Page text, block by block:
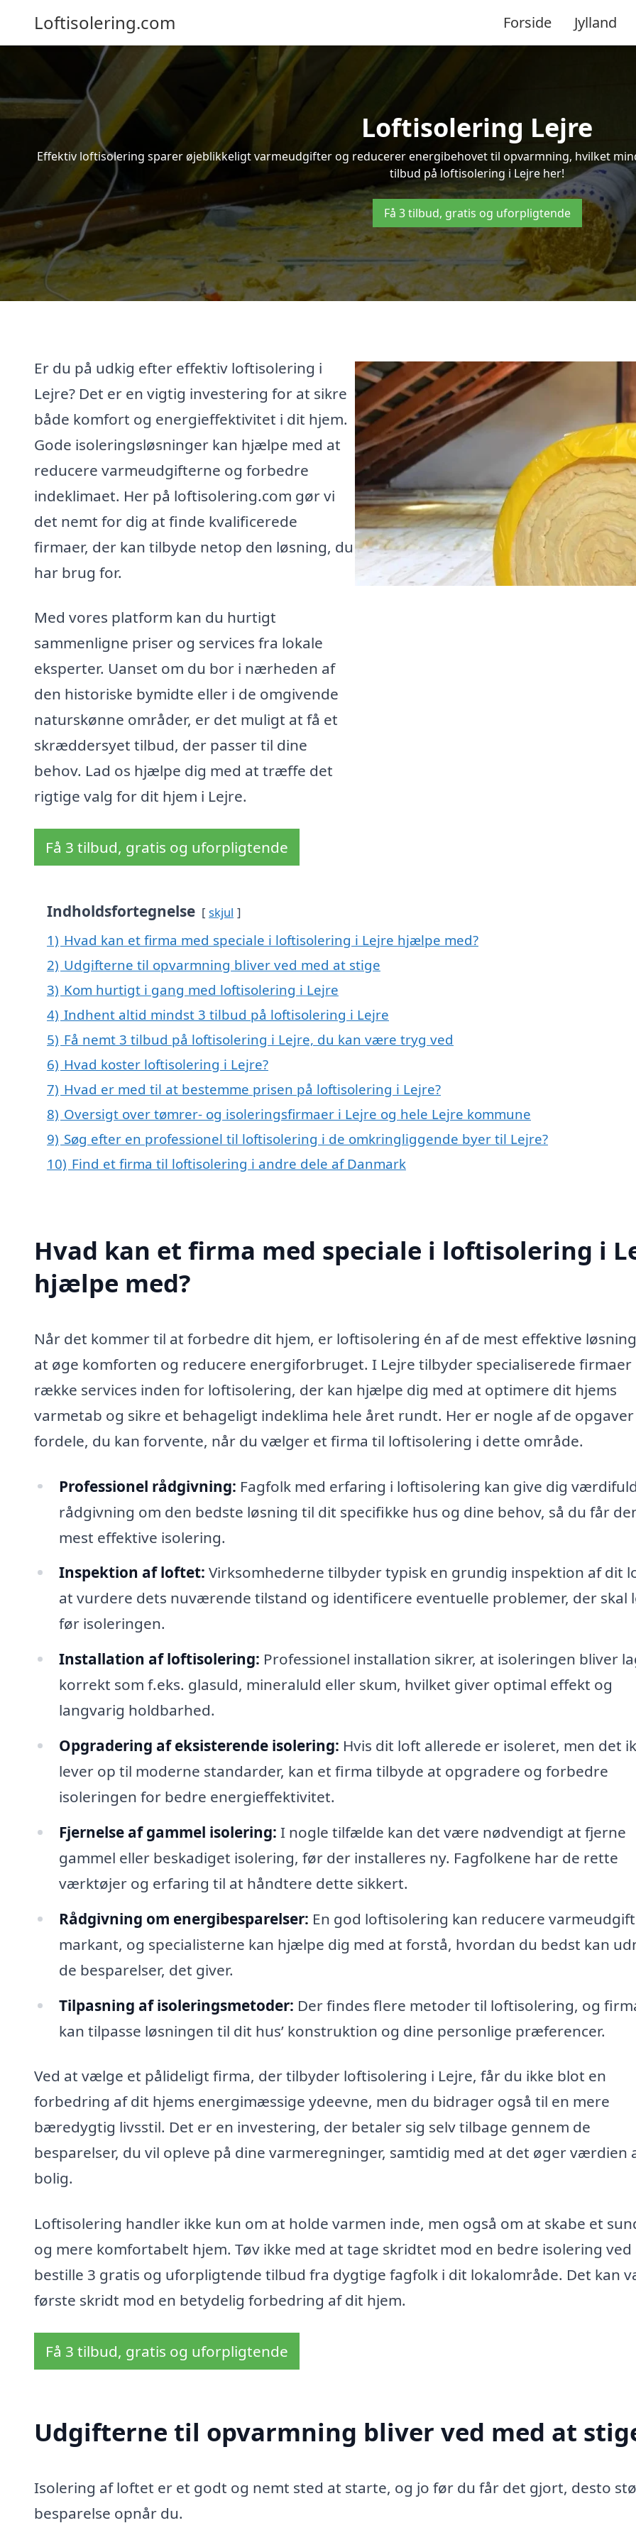
Loftisolering.com Forside Jylland
Loftisolering Lejre
Effektiv loftisolering sparer øjeblikkeligt varmeudgifter og reducerer energibehovet til opvarmning, hvilket
tilbud på loftisolering i Lejre her!
Få 3 tilbud, gratis og uforpligtende
Er du på udkig efter effektiv loftisolering i
Lejre? Det er en vigtig investering for at sikre
både komfort og energieffektivitet i dit hjem.
Gode isoleringsløsninger kan hjælpe med at
reducere varmeudgifterne og forbedre
indeklimaet. Her på loftisolering.com gør vi
det nemt for dig at finde kvalificerede
firmaer, der kan tilbyde netop den løsning, du
har brug for.
Med vores platform kan du hurtigt
sammenligne priser og services fra lokale
eksperter. Uanset om du bor i nærheden af
den historiske bymidte eller i de omgivende
naturskønne områder, er det muligt at få et
skræddersyet tilbud, der passer til dine
behov. Lad os hjælpe dig med at træffe det
rigtige valg for dit hjem i Lejre.
Få 3 tilbud, gratis og uforpligtende
Indholdsfortegnelse skjul
1) Hvad kan et firma med speciale i loftisolering i Lejre hjælpe med?
2) Udgifterne til opvarmning bliver ved med at stige
3) Kom hurtigt i gang med loftisolering i Lejre
4) Indhent altid mindst 3 tilbud på loftisolering i Lejre
5) Få nemt 3 tilbud på loftisolering i Lejre, du kan være tryg ved
6) Hvad koster loftisolering i Lejre?
7) Hvad er med til at bestemme prisen på loftisolering i Lejre?
8) Oversigt over tømrer- og isoleringsfirmaer i Lejre og hele Lejre kommune
9) Søg efter en professionel til loftisolering i de omkringliggende byer til Lejre?
10) Find et firma til loftisolering i andre dele af Danmark
Hvad kan et firma med speciale i loftisolering i
hjælpe med?
Når det kommer til at forbedre dit hjem, er loftisolering én af de mest effektive
at øge komforten og reducere energiforbruget. I Lejre tilbyder specialiserede firmaer
række services inden for loftisolering, der kan hjælpe dig med at optimere dit hjems
varmetab og sikre et behageligt indeklima hele året rundt. Her er nogle af de
fordele, du kan forvente, når du vælger et firma til loftisolering i dette område.
Professionel rådgivning: Fagfolk med erfaring i loftisolering kan give dig
rådgivning om den bedste løsning til dit specifikke hus og dine behov, så du får
mest effektive isolering.
Inspektion af loftet: Virksomhederne tilbyder typisk en grundig inspektion af dit
at vurdere dets nuværende tilstand og identificere eventuelle problemer, der skal
før isoleringen.
Installation af loftisolering: Professionel installation sikrer, at isoleringen bliver
korrekt som f.eks. glasuld, mineraluld eller skum, hvilket giver optimal effekt og
langvarig holdbarhed.
Opgradering af eksisterende isolering: Hvis dit loft allerede er isoleret, men det
lever op til moderne standarder, kan et firma tilbyde at opgradere og forbedre
isoleringen for bedre energieffektivitet.
Fjernelse af gammel isolering: I nogle tilfælde kan det være nødvendigt at fjerne
gammel eller beskadiget isolering, før der installeres ny. Fagfolkene har de rette
værktøjer og erfaring til at håndtere dette sikkert.
Rådgivning om energibesparelser: En god loftisolering kan reducere
markant, og specialisterne kan hjælpe dig med at forstå, hvordan du bedst kan
de besparelser, det giver.
Tilpasning af isoleringsmetoder: Der findes flere metoder til loftisolering, og
kan tilpasse løsningen til dit hus’ konstruktion og dine personlige præferencer.
Ved at vælge et pålideligt firma, der tilbyder loftisolering i Lejre, får du ikke blot en
forbedring af dit hjems energimæssige ydeevne, men du bidrager også til en mere
bæredygtig livsstil. Det er en investering, der betaler sig selv tilbage gennem de
besparelser, du vil opleve på dine varmeregninger, samtidig med at det øger værdien
bolig.
Loftisolering handler ikke kun om at holde varmen inde, men også om at skabe et
og mere komfortabelt hjem. Tøv ikke med at tage skridtet mod en bedre isolering ved
bestille 3 gratis og uforpligtende tilbud fra dygtige fagfolk i dit lokalområde. Det kan
første skridt mod en betydelig forbedring af dit hjem.
Få 3 tilbud, gratis og uforpligtende
Udgifterne til opvarmning bliver ved med at
Isolering af loftet er et godt og nemt sted at starte, og jo før du får det gjort, desto
besparelse opnår du.